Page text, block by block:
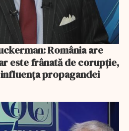
este frânată de corupție,
propagandei